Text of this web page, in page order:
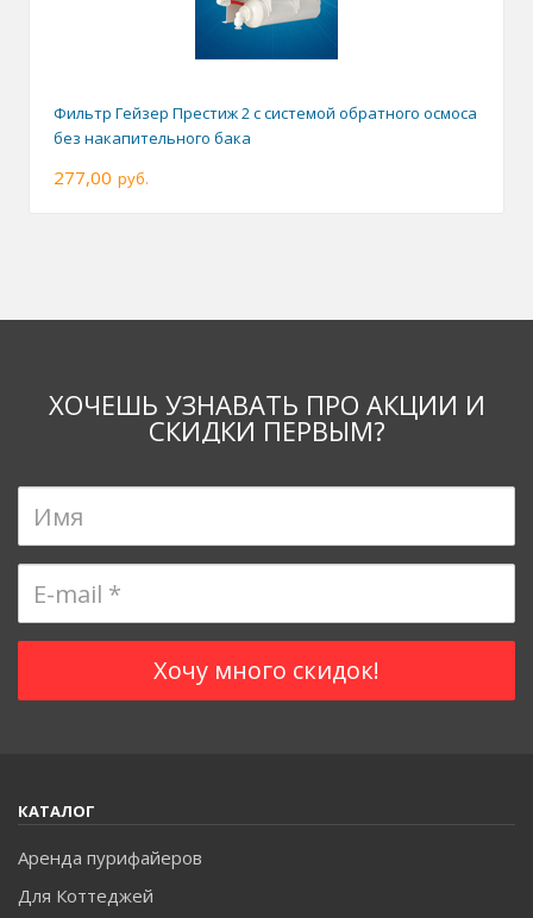
Фильтр Гейзер Престиж 2 с системой обратного осмоса
без накапительного бака
277,00 руб.
ХОЧЕШЬ УЗНАВАТЬ ПРО АКЦИИ И
СКИДКИ ПЕРВЫМ?
КАТАЛОГ
Аренда пурифайеров
Для Коттеджей